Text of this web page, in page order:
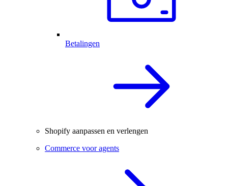
Betalingen
Shopify aanpassen en verlengen
Commerce voor agents